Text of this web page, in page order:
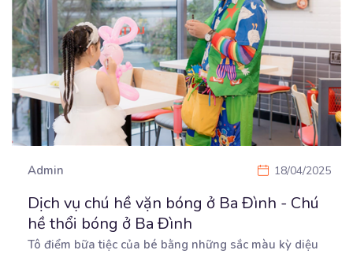
Admin 18/04/2025
Dịch vụ chú hề vặn bóng ở Ba Đình - Chú
hề thổi bóng ở Ba Đình
Tô điểm bữa tiệc của bé bằng những sắc màu kỳ diệu